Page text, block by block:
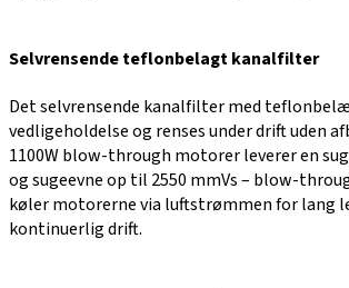
Selvrensende teflonbelagt kanalfilter
Det selvrensende kanalfilter med
vedligeholdelse og renses under drift uden
1100W blow-through motorer leverer en
og sugeevne op til 2550 mmVs – blow-
køler motorerne via luftstrømmen for lang
kontinuerlig drift.